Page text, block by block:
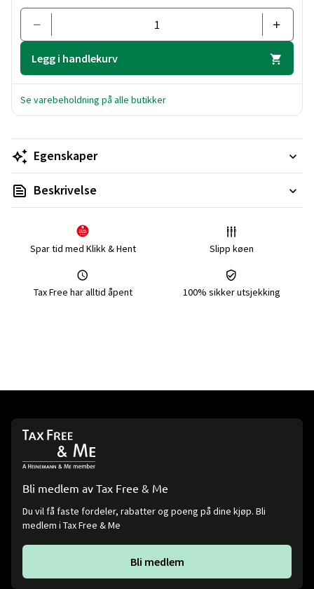
Legg i handlekurv
Se varebeholdning på alle butikker
Egenskaper
Beskrivelse
Spar tid med Klikk & Hent Slipp køen
Tax Free har alltid åpent 100% sikker utsjekking
Bli medlem av Tax Free & Me
Du vil få faste fordeler, rabatter og poeng på dine kjøp. Bli
medlem i Tax Free & Me
Bli medlem